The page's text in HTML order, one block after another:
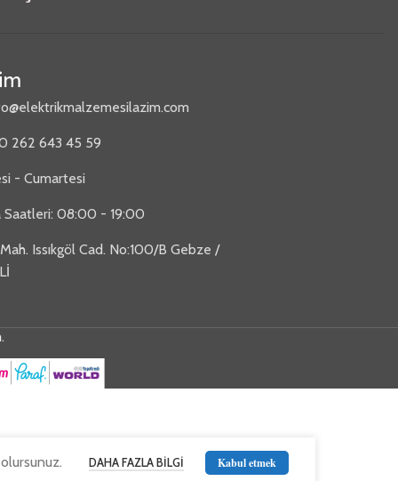
262 643 45 59
- Cumartesi
Saatleri: 08:00 - 19:00
Issıkgöl Cad. No:100/B Gebze /
.
DAHA FAZLA BILGI Kabul etmek